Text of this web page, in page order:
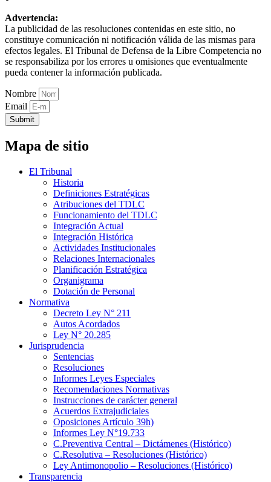
Advertencia:
La publicidad de las resoluciones contenidas en este sitio, no
constituye comunicación ni notificación válida de las mismas para
efectos legales. El Tribunal de Defensa de la Libre Competencia no
se responsabiliza por los errores u omisiones que eventualmente
pueda contener la información publicada.
Nombre
Email
Submit
Mapa de sitio
El Tribunal
Historia
Definiciones Estratégicas
Atribuciones del TDLC
Funcionamiento del TDLC
Integración Actual
Integración Histórica
Actividades Institucionales
Relaciones Internacionales
Planificación Estratégica
Organigrama
Dotación de Personal
Normativa
Decreto Ley N° 211
Autos Acordados
Ley N° 20.285
Jurisprudencia
Sentencias
Resoluciones
Informes Leyes Especiales
Recomendaciones Normativas
Instrucciones de carácter general
Acuerdos Extrajudiciales
Oposiciones Artículo 39h)
Informes Ley N°19.733
C.Preventiva Central – Dictámenes (Histórico)
C.Resolutiva – Resoluciones (Histórico)
Ley Antimonopolio – Resoluciones (Histórico)
Transparencia